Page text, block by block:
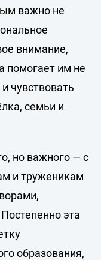
важно не
внимание,
помогает им не
чувствовать
семьи и
но важного — с
и труженикам
эта
образования,